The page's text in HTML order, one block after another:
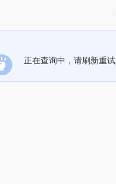
正在查询中，请刷新重试